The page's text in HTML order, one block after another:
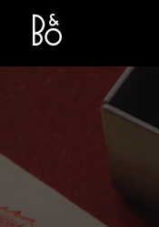
Bang & Olufsen -